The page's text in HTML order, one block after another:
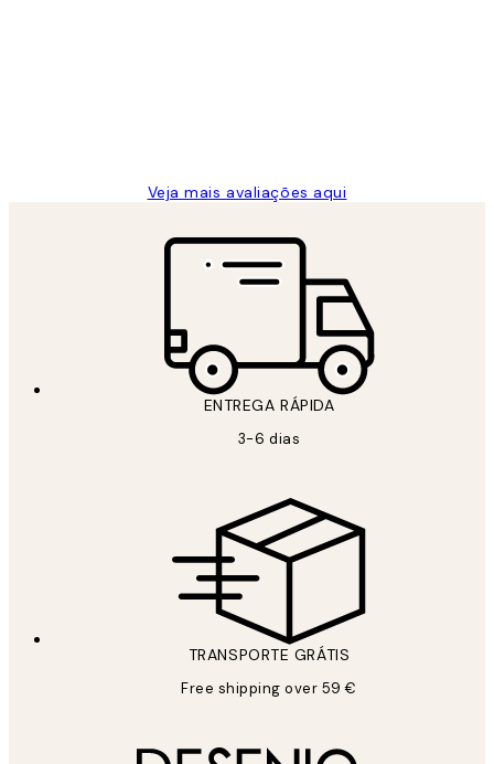
Veja mais avaliações aqui
ENTREGA RÁPIDA
3-6 dias
TRANSPORTE GRÁTIS
Free shipping over 59 €